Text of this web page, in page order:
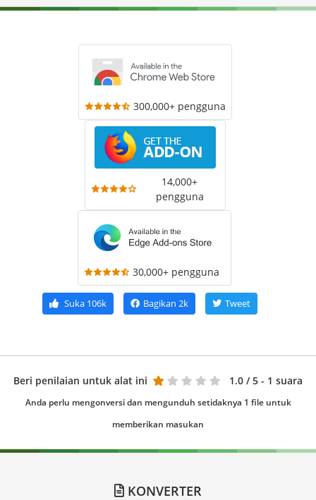
300,000+ pengguna
14,000+
pengguna
30,000+ pengguna
Suka106k Bagikan 2k Tweet
Beri penilaian untuk alat ini 1.0 / 5 - 1 suara
Anda perlu mengonversi dan mengunduh setidaknya 1 file untuk
memberikan masukan
KONVERTER